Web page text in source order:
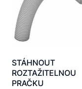
STÁHNOUT
ROZTAŽITELNOU
PRAČKU